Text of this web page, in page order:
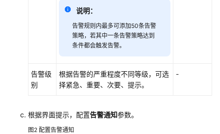
控
状
况
说明：
告警规则内最多可添加50条告警
策略，若其中一条告警策略达到
条件都会触发告警。
告警级
别
根据告警的严重程度不同等级，可选
择紧急、重要、次要、提示。
-
根据界面提示，配置告警通知参数。
图2 配置告警通知